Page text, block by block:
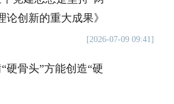
论创新的重大成果》
[2026-07-09 09:41]
硬骨头”方能创造“硬